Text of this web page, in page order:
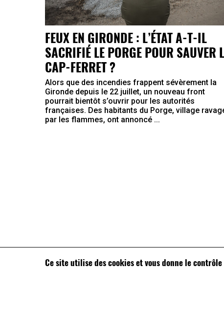
Ce site utilise des cookies et vous donne le
FEUX EN GIRONDE : L’ÉTAT A-T-IL
SACRIFIÉ LE PORGE POUR SAUVER
CAP-FERRET ?
Alors que des incendies frappent sévèrement la
Gironde depuis le 22 juillet, un nouveau front
pourrait bientôt s’ouvrir pour les autorités
françaises. Des habitants du Porge, village
par les flammes, ont annoncé ...